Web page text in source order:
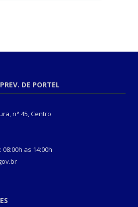
DE PORTEL
n° 45, Centro
as 14:00h